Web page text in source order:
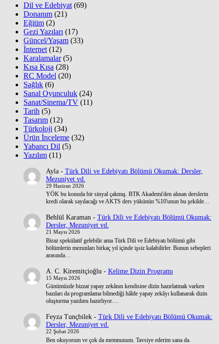
Dil ve Edebiyat (69)
Donanım (21)
Eğitim (2)
Gezi Yazıları (17)
Güncel/Yaşam (33)
İnternet (12)
Karalamalar(5)
Kısa Kısa (28)
RC Model (20)
Sağlık (6)
Sanal Oyunculuk (24)
Sanat/Sinema/TV (11)
Tarih (5)
Tasarım (12)
Türkoloji (34)
Ürün İnceleme (32)
Yabancı Dil (5)
Yazılım (11)
Ayla- Türk Dili ve Edebiyatı Bölümü Okumak: Dersler,
Mezuniyet vd.
29 Haziran 2026
YÖK bu konuda bir sinyal çakmış. BTK Akademi'den alınan derslerin
kredi olarak sayılacağı ve AKTS ders yükünün %10'unun bu şekilde…
Behlül Karaman- Türk Dili ve Edebiyatı Bölümü Okumak:
Dersler, Mezuniyet vd.
21 Mayıs 2026
Biraz spekülatif gelebilir ama Türk Dili ve Edebiyatı bölümü gibi
bölümlerin mezunları birkaç yıl içinde işsiz kalabilirler. Bunun sebepleri
arasında…
A. C. Kiremitçioğlu - Kelime Dizin Programı
15 Mayıs 2026
Günümüzde bizzat yapay zekânın kendisine dizin hazırlatmak varken
bazıları da programlama bilmediği hâlde yapay zekâyı kullanarak dizin
oluşturma yazılımı hazırlıyor.…
Feyza Tunçbilek- Türk Dili ve Edebiyatı Bölümü Okumak:
Dersler, Mezuniyet vd.
22 Şubat 2026
Ben okuyorum ve çok da memnunum. Tavsiye ederim sana da.